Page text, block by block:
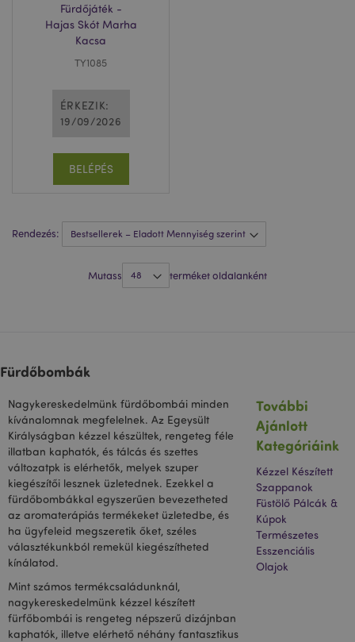
Fürdőjáték -
Hajas Skót Marha
Kacsa
TY1085
ÉRKEZIK:
19/09/2026
BELÉPÉS
Rendezés:
Mutass terméket oldalanként
Fürdőbombák
Nagykereskedelmünk fürdőbombái minden
kívánalomnak megfelelnek. Az Egeysült
Királyságban kézzel készültek, rengeteg féle
illatban kaphatók, és tálcás és szettes
változatpk is elérhetők, melyek szuper
kiegészítői lesznek üzletednek. Ezekkel a
fürdőbombákkal egyszerűen bevezetheted
az aromaterápiás termékeket üzletedbe, és
ha ügyfeleid megszeretik őket, széles
választékunkból remekül kiegészítheted
kínálatod.
Mint számos termékcsaládunknál,
nagykereskedelmünk kézzel készített
fürfőbombái is rengeteg népszerű dizájnban
kaphatók, illetve elérhető néhány fantasztikus
További
Ajánlott
Kategóriáink
Kézzel Készített
Szappanok
Füstölő Pálcák &
Kúpok
Természetes
Esszenciális
Olajok
X-Magento-Vary
Adobe Inc.
puckator.hu
Adobe Inc.
www.puckator.hu
searchReport-log
Adobe Inc.
www.puckator.hu
mage-cache-sessid